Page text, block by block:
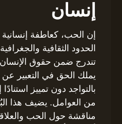
إنسان
إن الحب، كعاطفة إنسانية
الحدود الثقافية
تندرج ضمن حقوق
يملك الحق في التعبير
بالتواجد دون تمييز
من العوامل. يضيف هذا
مناقشة حول الحب